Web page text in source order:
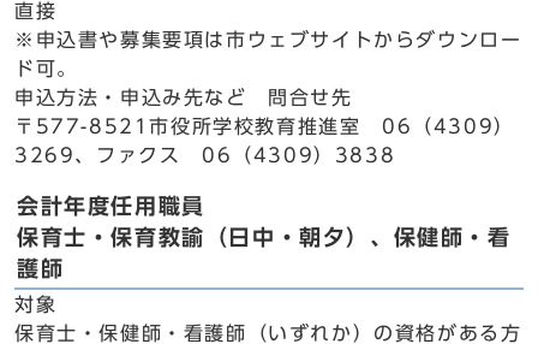
直接
※申込書や募集要項は市ウェブサイトからダウンロー
ド可。
申込方法・申込み先など 問合せ先
〒577-8521市役所学校教育推進室 06（4309）
3269、ファクス 06（4309）3838
会計年度任用職員
保育士・保育教諭（日中・朝夕）、保健師・看
護師
対象
保育士・保健師・看護師（いずれか）の資格がある方